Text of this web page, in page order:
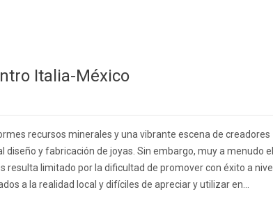
Italia-México
recursos minerales y una vibrante escena de creadores
y fabricación de joyas. Sin embargo, muy a menudo el
resulta limitado por la dificultad de promover con éxito a nivel
a la realidad local y difíciles de apreciar y utilizar en...